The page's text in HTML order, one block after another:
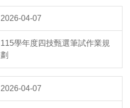
2026-04-07
115學年度四技甄選筆試作業規
劃
2026-04-07